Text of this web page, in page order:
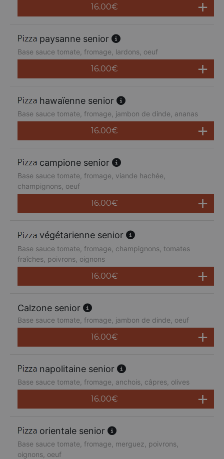
16.00€
paysanne senior
Base sauce tomate, fromage, lardons, oeuf
16.00€
hawaïenne senior
Base sauce tomate, fromage, jambon de dinde, ananas
16.00€
campione senior
Base sauce tomate, fromage, viande hachée,
champignons, oeuf
16.00€
végétarienne senior
Base sauce tomate, fromage, champignons, tomates
fraîches, poivrons, oignons
16.00€
Calzone senior
Base sauce tomate, fromage, jambon de dinde, oeuf
16.00€
napolitaine senior
Base sauce tomate, fromage, anchois, câpres, olives
16.00€
orientale senior
Base sauce tomate, fromage, merguez, poivrons,
oignons, oeuf